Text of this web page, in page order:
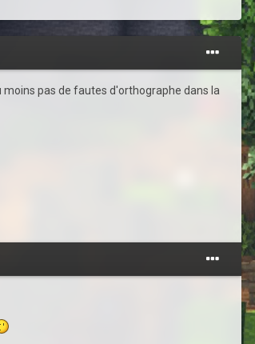
moins pas de fautes d'orthographe dans la